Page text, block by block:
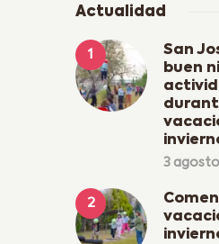
Actualidad
San
buen
3